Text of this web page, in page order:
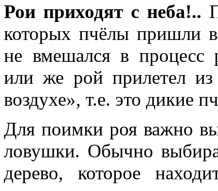
Рои приходят с неба!..
которых пчёлы пришли в
не вмешался в процесс
или же рой прилетел
воздухе», т.е. это дикие
Для поимки роя важно
ловушки. Обычно
дерево, которое